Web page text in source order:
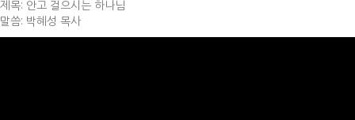
제목: 안고 걸으시는 하나님
말씀: 박혜성 목사